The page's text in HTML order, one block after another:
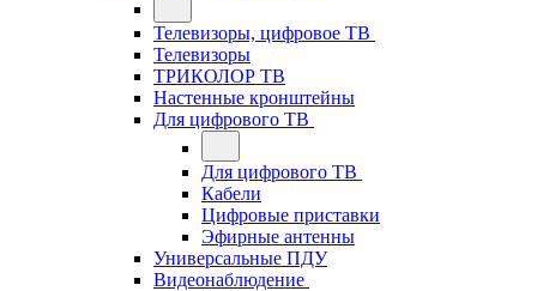
Телевизоры, цифровое ТВ
Телевизоры
ТРИКОЛОР ТВ
Настенные кронштейны
Для цифрового ТВ
Для цифрового ТВ
Кабели
Цифровые приставки
Эфирные антенны
Универсальные ПДУ
Видеонаблюдение